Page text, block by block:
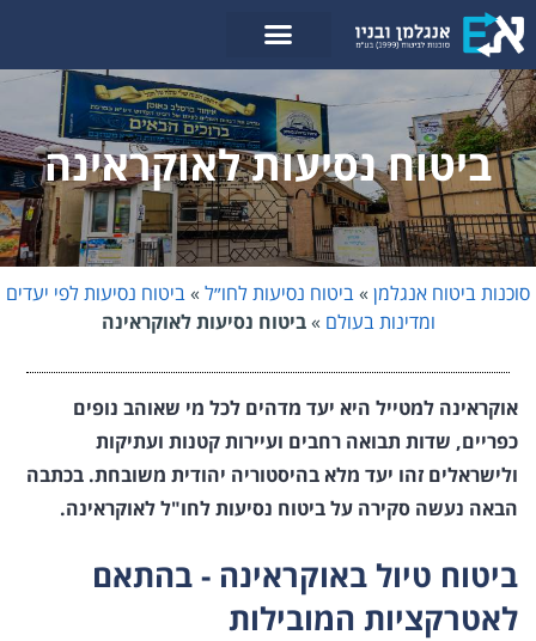
לתוכן
ביטוח נסיעות לאוקראינה
סוכנות ביטוח אנגלמן »ביטוח נסיעות לחו״ל »ביטוח נסיעות לפי יעדים
ומדינות בעולם »ביטוח נסיעות לאוקראינה
אוקראינה למטייל היא יעד מדהים לכל מי שאוהב נופים
כפריים, שדות תבואה רחבים ועיירות קטנות ועתיקות
ולישראלים זהו יעד מלא בהיסטוריה יהודית משובחת. בכתבה
הבאה נעשה סקירה על ביטוח נסיעות לחו"ל לאוקראינה.
ביטוח טיול באוקראינה - בהתאם
לאטרקציות המובילות